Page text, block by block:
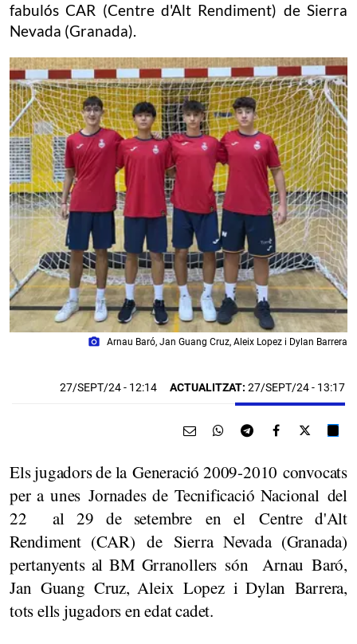
fabulós CAR (Centre d'Alt Rendiment) de Sierra
Nevada (Granada).
photo_camera Arnau Baró, Jan Guang Cruz, Aleix Lopez i Dylan Barrera
27/SEPT/24- 12:14 ACTUALITZAT: 27/SEPT/24 - 13:17
Els jugadors de la Generació 2009-2010 convocats
per a unes Jornades de Tecnificació Nacional del
22 al 29 de setembre en el Centre d'Alt
Rendiment (CAR) de Sierra Nevada (Granada)
pertanyents al BM Grranollers són Arnau Baró,
Jan Guang Cruz, Aleix Lopez i Dylan Barrera,
tots ells jugadors en edat cadet.